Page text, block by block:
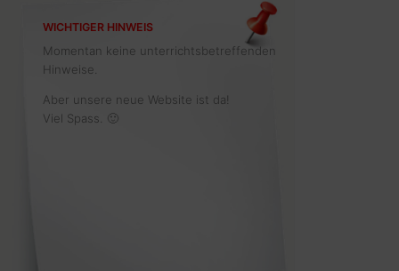
WICHTIGER HINWEIS
Momentan keine unterrichtsbetreffenden
Hinweise.
Aber unsere neue Website ist da!
Viel Spass. 🙂